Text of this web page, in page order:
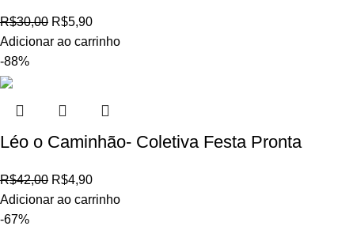
R$30,00 R$5,90
Adicionar ao carrinho
-88%
Léo o Caminhão- Coletiva Festa Pronta
R$42,00 R$4,90
Adicionar ao carrinho
-67%